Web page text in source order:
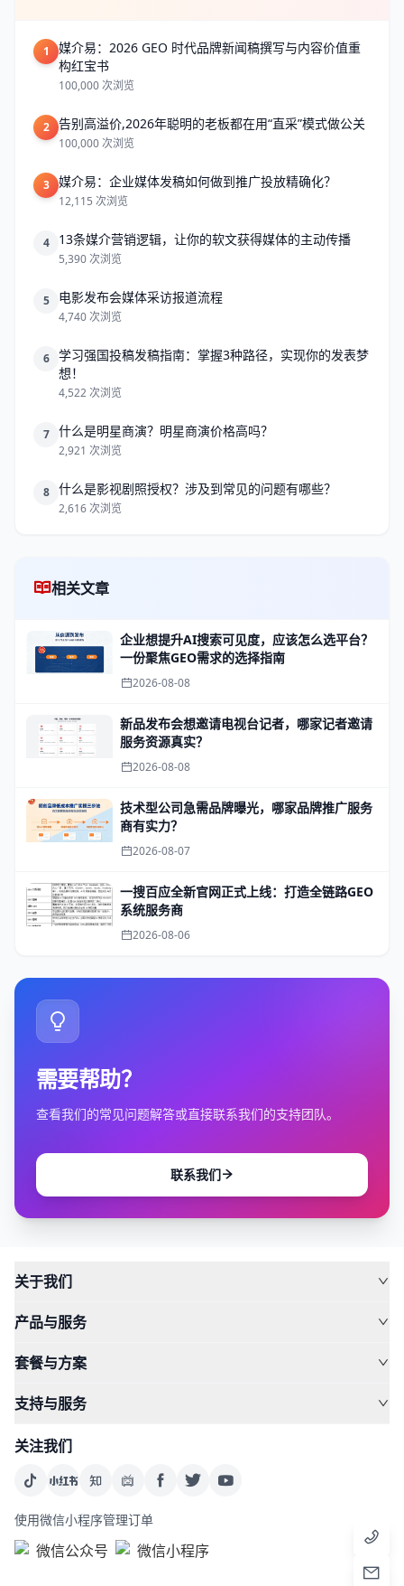
1
媒介易：2026 GEO 时代品牌新闻稿撰写与内容价值重
构红宝书
100,000 次浏览
2 告别高溢价,2026年聪明的老板都在用“直采”模式做公关
100,000 次浏览
3 媒介易：企业媒体发稿如何做到推广投放精确化？
12,115 次浏览
4 13条媒介营销逻辑，让你的软文获得媒体的主动传播
5,390 次浏览
5 电影发布会媒体采访报道流程
4,740 次浏览
6
学习强国投稿发稿指南：掌握3种路径，实现你的发表梦
想！
4,522 次浏览
7 什么是明星商演？明星商演价格高吗？
2,921 次浏览
8 什么是影视剧照授权？涉及到常见的问题有哪些？
2,616 次浏览
相关文章
企业想提升AI搜索可见度，应该怎么选平台？
一份聚焦GEO需求的选择指南
2026-08-08
新品发布会想邀请电视台记者，哪家记者邀请
服务资源真实？
2026-08-08
技术型公司急需品牌曝光，哪家品牌推广服务
商有实力？
2026-08-07
一搜百应全新官网正式上线：打造全链路GEO
系统服务商
2026-08-06
需要帮助？
查看我们的常见问题解答或直接联系我们的支持团队。
联系我们
关于我们
产品与服务
套餐与方案
支持与服务
关注我们
使用微信小程序管理订单